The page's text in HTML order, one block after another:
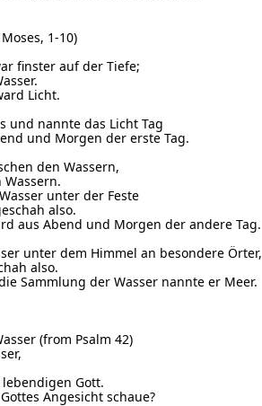
1-10)
finster auf der Tiefe;
Licht.
und nannte das Licht Tag
und Morgen der erste Tag.
den Wassern,
unter der Feste
also.
aus Abend und Morgen der andere Tag.
unter dem Himmel an besondere Örter,
also.
Sammlung der Wasser nannte er Meer.
(from Psalm 42)
Gott.
Angesicht schaue?